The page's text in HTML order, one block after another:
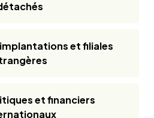
et filiales
et financiers